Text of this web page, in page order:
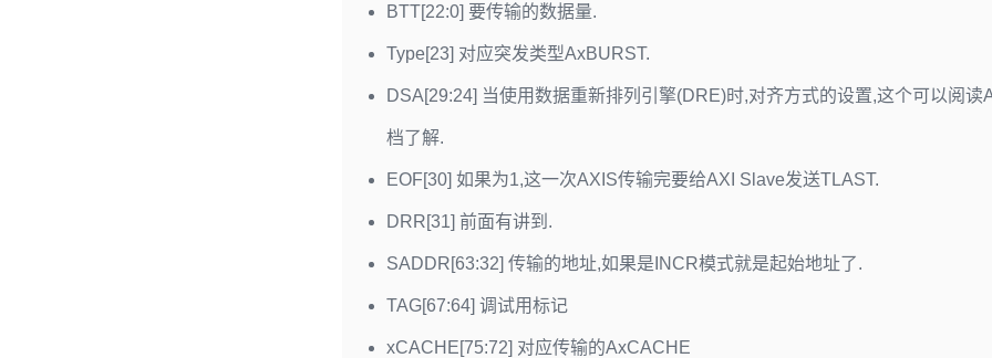
BTT[22:0] 要传输的数据量.
Type[23] 对应突发类型AxBURST.
DSA[29:24] 当使用数据重新排列引擎(DRE)时,对齐方式的设置,这个可以阅读
档了解.
EOF[30] 如果为1,这一次AXIS传输完要给AXI Slave发送TLAST.
DRR[31] 前面有讲到.
SADDR[63:32] 传输的地址,如果是INCR模式就是起始地址了.
TAG[67:64] 调试用标记
xCACHE[75:72] 对应传输的AxCACHE